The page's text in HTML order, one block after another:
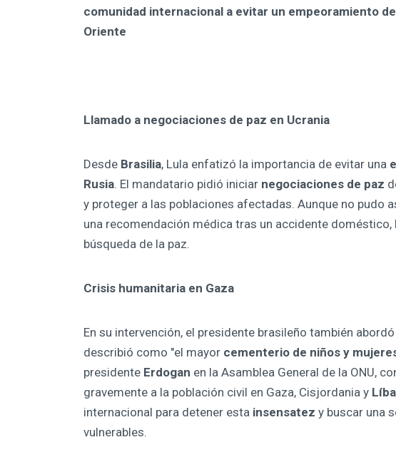
comunidad internacional a evitar un empeoramiento
Oriente
Llamado a negociaciones de paz en Ucrania
Desde Brasilia, Lula enfatizó la importancia de evitar una
Rusia. El mandatario pidió iniciar negociaciones de paz
y proteger a las poblaciones afectadas. Aunque no pudo
una recomendación médica tras un accidente
búsqueda de la paz.
Crisis humanitaria en Gaza
En su intervención, el presidente brasileño también
describió como "el mayor cementerio de niños y
presidente Erdogan en la Asamblea General de la ONU,
gravemente a la población civil en Gaza, Cisjordania y
internacional para detener esta insensatez y buscar una
vulnerables.